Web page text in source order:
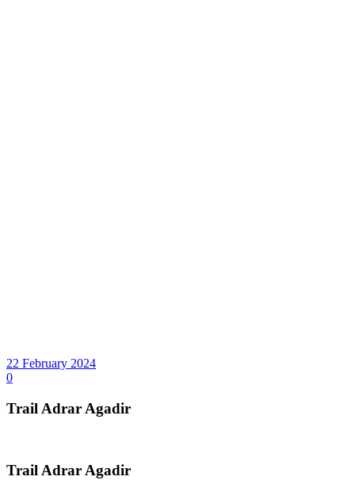
22 February 2024
0
Trail Adrar Agadir
Trail Adrar Agadir